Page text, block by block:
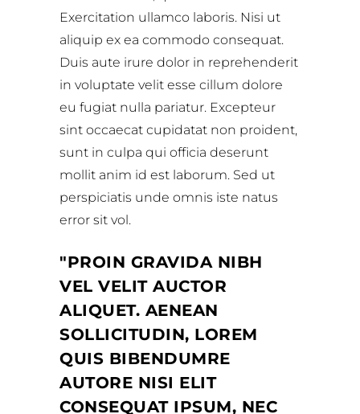
Exercitation ullamco laboris. Nisi ut
aliquip ex ea commodo consequat.
Duis aute irure dolor in reprehenderit
in voluptate velit esse cillum dolore
eu fugiat nulla pariatur. Excepteur
sint occaecat cupidatat non proident,
sunt in culpa qui officia deserunt
mollit anim id est laborum. Sed ut
perspiciatis unde omnis iste natus
error sit vol.
PROIN GRAVIDA NIBH
VEL VELIT AUCTOR
ALIQUET. AENEAN
SOLLICITUDIN, LOREM
QUIS BIBENDUMRE
AUTORE NISI ELIT
CONSEQUAT IPSUM, NEC